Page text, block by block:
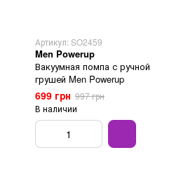
Артикул: SO2459
Men Powerup
Вакуумная помпа с ручной
грушей Men Powerup
699 грн 997 грн
В наличии